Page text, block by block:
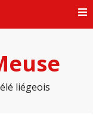
liégeois